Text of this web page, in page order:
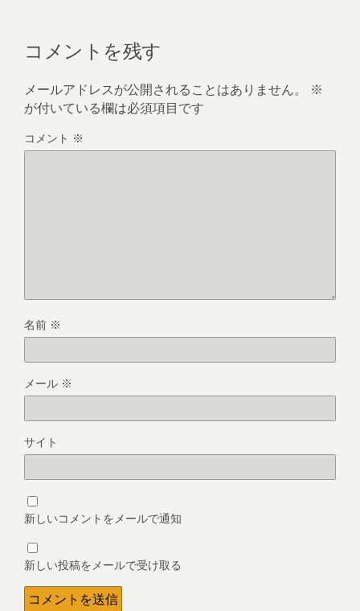
コメントを残す
メールアドレスが公開されることはありません。
※
が付いている欄は必須項目です
コメント ※
名前 ※
メール ※
サイト
新しいコメントをメールで通知
新しい投稿をメールで受け取る